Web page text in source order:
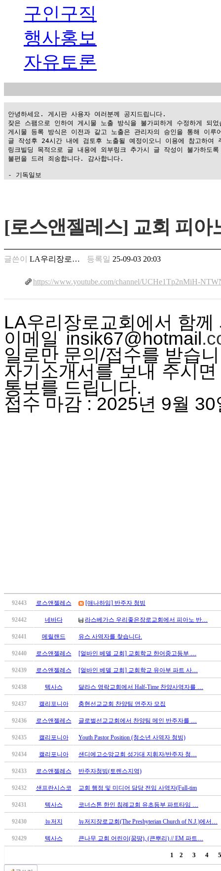
구인구직
행사홍보
자유토론
안녕하세요. 게시판 사용자 여러분께 공지드립니다.
잦은 스팸으로 인하여 게시물 노출 방식을 불가피하게 수정하게 되었
게시물 등록 방식은 이전과 같고 노출은 관리자의 승인을 통해 이루
글 작성후 24시간 내에 검토후 노출될 예정이오니 이용에 참고하여
링크빌딩 목적으로 글 내용에 외부링크 추가시 글 작성이 불가하도
불편을 드려 죄송합니다. 감사합니다.
- 기독일보
남
찾
꼴
넷
주
소
minky
합
체
출
장
안
마
구
기
전
약
임
코
e
스
신
노
휴
트
[로스앤젤레스] 교회 피아
글쓴이 LA우리장로… 등록일 25-09-03 20:03
https://www.youtube.com/channel/UCHe1Tp2nMiH-
LA우리장로교회에서 함
이메일 insik67@hotmail
일로만 문의 /접수를 받습
자기소개서를 보내 주시
통보를 드립니다.
접수 마감 : 2025년 9월 30
92443 로스앤젤레스 [애나하임] 반주자 청빙
92442 네바다 라스베가스 우리좋은장로교회에서 피아노 반…
92441 메릴랜드 유스 사역자를 찾습니다.
92440 로스앤젤레스 [얼바인 베델 교회] 교회학교 한어중고등부 …
92439 로스앤젤레스 [얼바인 베델 교회] 교회학교 유아부 파트 사…
92438 텍사스 달라스 영락교회에서 Half-Time 찬양사역자를 …
92437 캘리포니아 충현선교교회 찬양팀 연주자 모집
92436 로스앤젤레스 글로벌선교교회에서 찬양팀 메인 반주자를 …
92435 캘리포니아 Youth Pastor Position (청소년 사역자 청빙)
92434 캘리포니아 샌디에고소망교회 성가대 지휘자/반주자 청…
92433 로스앤젤레스 반주자청빙(토렌스지역)
92432 샌프란시스코 교회 행정 및 미디어 담당 전임 사역자(Full-tim
92431 텍사스 코너스톤 한인 침례교회 유초등부 파트타임 …
92430 뉴저지 뉴저지장로교회(The Presbyterian Church of N.J.)에서…
92429 텍사스 큰나무 교회 어린이(꿈땅), (큰뿌리) // EM 파트…
1 2 3 4 5